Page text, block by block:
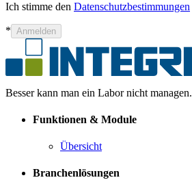
Ich stimme den Datenschutzbestimmungen
* Anmelden
Besser kann man ein Labor nicht managen.
Funktionen & Module
Übersicht
Branchenlösungen